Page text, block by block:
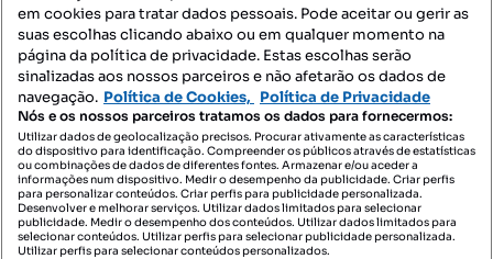
em cookies para tratar dados pessoais. Pode aceitar ou gerir as
suas escolhas clicando abaixo ou em qualquer momento na
página da política de privacidade. Estas escolhas serão
sinalizadas aos nossos parceiros e não afetarão os dados de
navegação. Política de Cookies, Política de Privacidade
Nós e os nossos parceiros tratamos os dados para fornecermos:
Utilizar dados de geolocalização precisos. Procurar ativamente as características
do dispositivo para identificação. Compreender os públicos através de estatísticas
ou combinações de dados de diferentes fontes. Armazenar e/ou aceder a
informações num dispositivo. Medir o desempenho da publicidade. Criar perfis
para personalizar conteúdos. Criar perfis para publicidade personalizada.
Desenvolver e melhorar serviços. Utilizar dados limitados para selecionar
publicidade. Medir o desempenho dos conteúdos. Utilizar dados limitados para
selecionar conteúdos. Utilizar perfis para selecionar publicidade personalizada.
Utilizar perfis para selecionar conteúdos personalizados.